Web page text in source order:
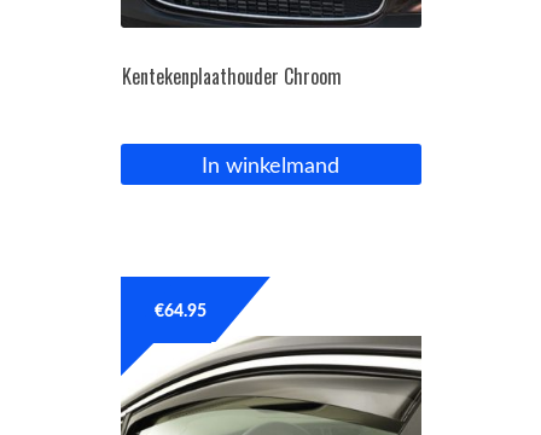
Kentekenplaathouder Chroom
In winkelmand
€64.95